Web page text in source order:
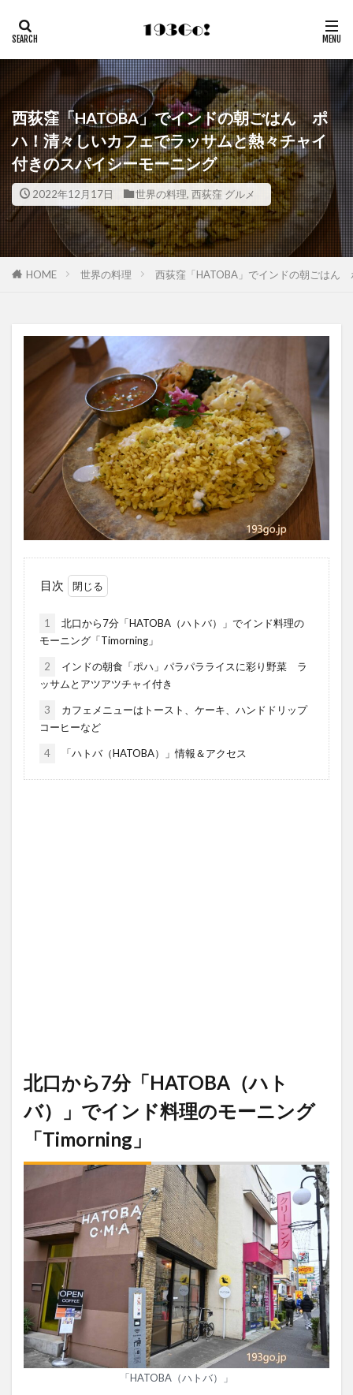
西荻窪「HATOBA」でインドの朝ごはん ポ
ハ！清々しいカフェでラッサムと熱々チャイ
付きのスパイシーモーニング
2022年12月17日 世界の料理, 西荻窪 グルメ
HOME 世界の料理 西荻窪「HATOBA」でインドの朝ごはん
目次
1
北口から7分「HATOBA（ハトバ）」でインド料理の
モーニング「Timorning」
2
インドの朝食「ポハ」パラパラライスに彩り野菜 ラ
ッサムとアツアツチャイ付き
3
カフェメニューはトースト、ケーキ、ハンドドリップ
コーヒーなど
4 「ハトバ（HATOBA）」情報＆アクセス
北口から7分「HATOBA（ハト
バ）」でインド料理のモーニング
「Timorning」
「HATOBA（ハトバ）」